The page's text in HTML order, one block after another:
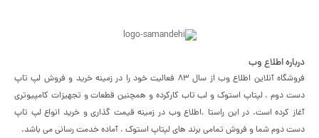
درباره اطلاع وب
فروشگاه آنلاین اطلاع وب از سال 83 فعالیت خود را در زمینه خرید و فروش لپ تاپ
دست دوم ، لپتاپ استوک و لب تاب کارکرده و همچنین قطعات و تجهیزات کامپیوتری
آغاز کرده است. در این راستا ،‌اطلاع وب در زمینه قیمت گذاری و خرید انواع لپ تاپ
دست دوم شما و فروش تمامی برند های لپتاپ استوک ، آماده خدمت رسانی می باشد.